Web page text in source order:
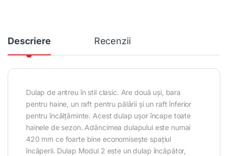
Descriere Recenzii
Dulap de antreu în stil clasic. Are două uși, bara
pentru haine, un raft pentru pălării și un raft înferior
pentru încălțăminte. Acest dulap ușor încape toate
hainele de sezon. Adâncimea dulapului este numai
420 mm ce foarte bine economisește spațiul
încăperii. Dulap Modul 2 este un dulap încăpător,